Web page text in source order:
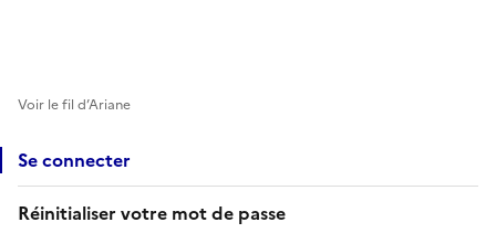
Voir le fil d’Ariane
Se connecter
Réinitialiser votre mot de passe